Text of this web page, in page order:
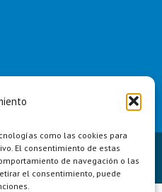
como las cookies para
El consentimiento de estas
de navegación o las
el consentimiento, puede
LinkedinInstagram